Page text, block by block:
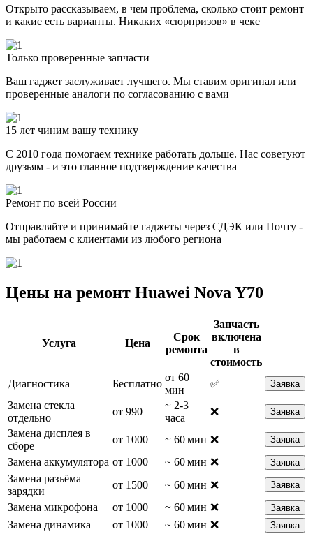
Открыто рассказываем, в чем проблема, сколько стоит ремонт
и какие есть варианты. Никаких «сюрпризов» в чеке
Только проверенные запчасти
Ваш гаджет заслуживает лучшего. Мы ставим оригинал или
проверенные аналоги по согласованию с вами
15 лет чиним вашу технику
С 2010 года помогаем технике работать дольше. Нас советуют
друзьям - и это главное подтверждение качества
Ремонт по всей России
Отправляйте и принимайте гаджеты через СДЭК или Почту -
мы работаем с клиентами из любого региона
Цены на ремонт Huawei Nova Y70
Услуга Цена
Срок
ремонта
Запчасть
включена
в
стоимость
Диагностика
Бесплатно
от 60
мин
✅ Заявка
Замена стекла
отдельно
от 990
~ 2-3
часа
❌ Заявка
Замена дисплея в
сборе
от 1000 ~ 60 мин ❌ Заявка
Замена аккумулятора от 1000 ~ 60 мин ❌ Заявка
Замена разъёма
зарядки
от 1500 ~ 60 мин ❌ Заявка
Замена микрофона от 1000 ~ 60 мин ❌ Заявка
Замена динамика от 1000 ~ 60 мин ❌ Заявка